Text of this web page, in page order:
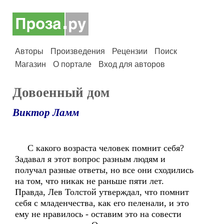
Авторы Произведения Рецензии
Поиск
Магазин
О портале Вход для авторов
Довоенный дом
Виктор Ламм
С какого возраста человек помнит себя?
Задавал я этот вопрос разным людям и
получал разные ответы, но все они сходились
на том, что никак не раньше пяти лет.
Правда, Лев Толстой утверждал, что помнит
себя с младенчества, как его пеленали, и это
ему не нравилось - оставим это на совести